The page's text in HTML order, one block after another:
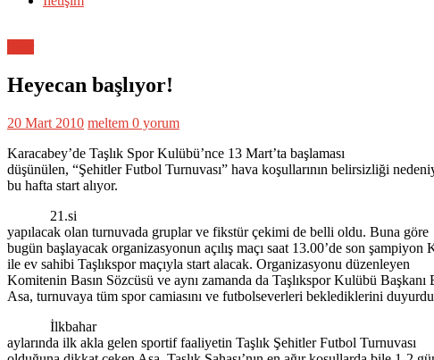
Heyecan başlıyor!
20 Mart 2010 meltem 0 yorum
Karacabey’de Taşlık Spor Kulübü’nce 13 Mart’ta başlaması
düşünülen, “Şehitler Futbol Turnuvası” hava koşullarının belirsizliği
bu hafta start alıyor.
21.si
yapılacak olan turnuvada gruplar ve fikstür çekimi de belli oldu. Buna göre
bugün başlayacak organizasyonun açılış maçı saat 13.00’de son şampiyon
ile ev sahibi Taşlıkspor maçıyla start alacak. Organizasyonu düzenleyen
Komitenin Basın Sözcüsü ve aynı zamanda da Taşlıkspor Kulübü Başkanı
Asa, turnuvaya tüm spor camiasını ve futbolseverleri beklediklerini
İlkbahar
aylarında ilk akla gelen sportif faaliyetin Taşlık Şehitler Futbol Turnuvası